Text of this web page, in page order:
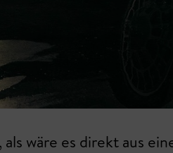
wäre es direkt aus